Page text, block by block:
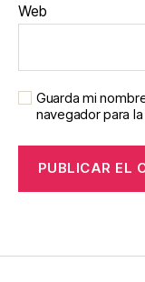
Web
Guarda mi
navegador para